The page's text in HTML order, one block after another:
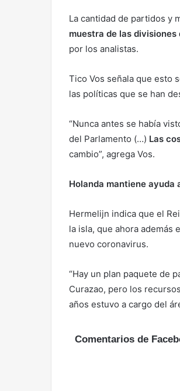
La cantidad de partidos y
muestra de las
por los analistas.
Tico Vos señala que esto
las políticas que se han
“Nunca antes se había
del Parlamento (…) Las
cambio”, agrega Vos.
Holanda mantiene ayuda
Hermelijn indica que el
la isla, que ahora
nuevo coronavirus.
“Hay un plan paquete de
Curazao, pero los
años estuvo a cargo del
Comentarios de